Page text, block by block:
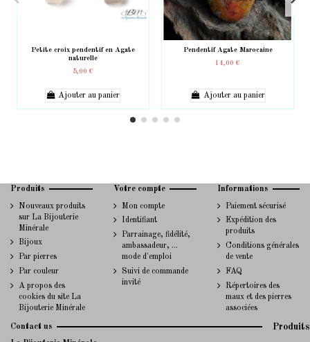
Petite croix pendentif en Agate
naturelle
5,00 €
Ajouter au panier
Pendentif Agate Marocaine
14,00 €
Ajouter au panier
Produits
Nouveaux produits
sur La Bijouterie
Minérale
Bijoux
Par pierres
Par couleur
A propos des
cookies du site La
Bijouterie Minérale
Votre compte
Mon compte
Identifiant
Parrainage, fidélité,
ambassadeur, ...
mode d'emploi
Suivi de commande
invité
Informations
Paiement sécurisé
Expédition des
produits
Conditions générales
de vente
FAQ
Répertoires des
maux et des pierres
associées
Contact us Produits